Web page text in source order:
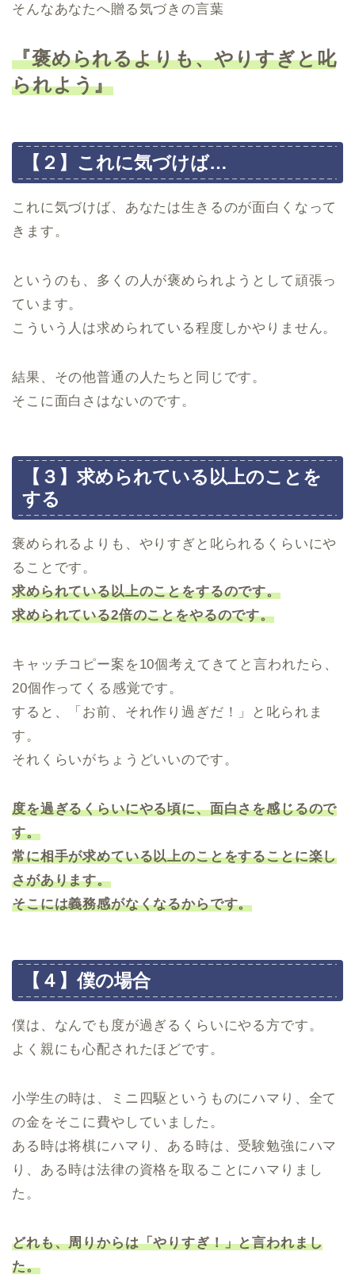
そんなあなたへ贈る気づきの言葉
『褒められるよりも、やりすぎと叱
られよう』
【２】これに気づけば…
これに気づけば、あなたは生きるのが面白くなって
きます。
というのも、多くの人が褒められようとして頑張っ
ています。
こういう人は求められている程度しかやりません。
結果、その他普通の人たちと同じです。
そこに面白さはないのです。
【３】求められている以上のことを
する
褒められるよりも、やりすぎと叱られるくらいにや
ることです。
求められている以上のことをするのです。
求められている2倍のことをやるのです。
キャッチコピー案を10個考えてきてと言われたら、
20個作ってくる感覚です。
すると、「お前、それ作り過ぎだ！」と叱られま
す。
それくらいがちょうどいいのです。
度を過ぎるくらいにやる頃に、面白さを感じるので
す。
常に相手が求めている以上のことをすることに楽し
さがあります。
そこには義務感がなくなるからです。
【４】僕の場合
僕は、なんでも度が過ぎるくらいにやる方です。
よく親にも心配されたほどです。
小学生の時は、ミニ四駆というものにハマり、全て
の金をそこに費やしていました。
ある時は将棋にハマり、ある時は、受験勉強にハマ
り、ある時は法律の資格を取ることにハマりまし
た。
どれも、周りからは「やりすぎ！」と言われまし
た。